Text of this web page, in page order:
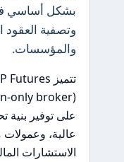
بشكل أساسي
وتصفية العقود
والمؤسسات.
على توفير بنية
عالية، وعمولات